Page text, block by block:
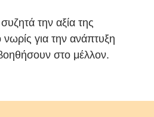
την αξία της
για την ανάπτυξη
στο μέλλον.